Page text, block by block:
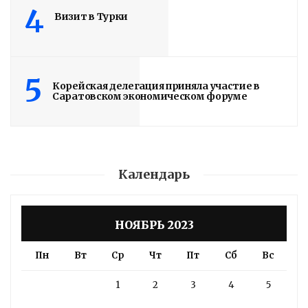
4 Визит в Турки
5
Корейская делегация приняла участие в
Саратовском экономическом форуме
Календарь
НОЯБРЬ 2023
Пн Вт Ср Чт Пт Сб Вс
1 2 3 4 5